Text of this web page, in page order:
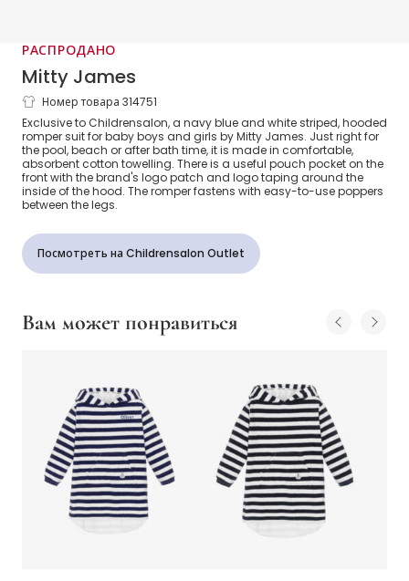
РАСПРОДАНО
Mitty James
Махровый ромпер в синюю полоску для
малышей
Номер товара 314751
Exclusive to Childrensalon, a navy blue and white striped, hooded
romper suit for baby boys and girls by Mitty James. Just right for
the pool, beach or after bath time, it is made in comfortable,
absorbent cotton towelling. There is a useful pouch pocket on the
front with the brand's logo patch and logo taping around the
inside of the hood. The romper fastens with easy-to-use poppers
between the legs.
Посмотреть на Childrensalon Outlet
Вам может понравиться